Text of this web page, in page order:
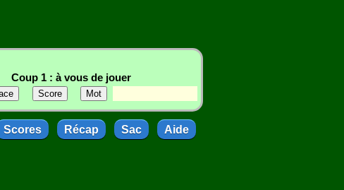
Coup 1 : à vous de jouer
Scores Récap Sac Aide